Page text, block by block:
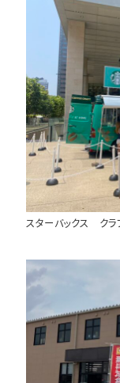
スターバックス ク